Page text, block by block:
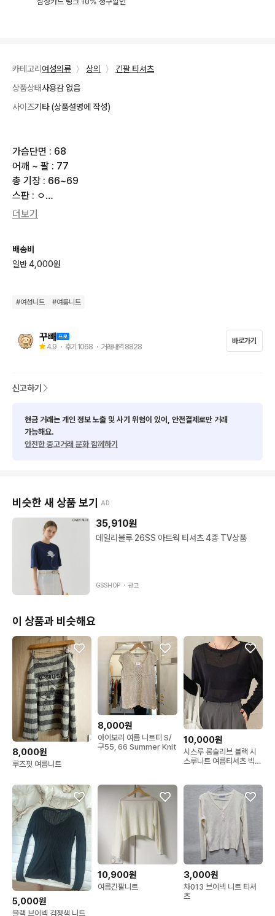
카테고리 여성의류 〉 상의 〉
긴팔 티셔츠
상품상태사용감 없음
사이즈기타 (상품설명에 작성)
가슴단면 : 68
어깨 ~ 팔 : 77
총 기장 : 66~69
스판 : ㅇ
★반값택배 X 우체국택배 X(CJ대한통운 일반택배만 이용)
★4만원 이상 구매시 무료배송
★결제 순, 예약 없음
★직거래 X 착샷 X 할인 X 교환 X 환불 X
자가 있을 수 있음 예민하신분들은 피해주세요
더보기
배송비
일반 4,000원
#여성니트 #여름니트
꾸빼
4.9 ・ 후기 1068 ・ 거래내역 8828
바로가기
신고하기
현금 거래는 개인 정보 노출 및 사기 위험이 있어, 안전결제로만 거래
가능해요.
안전한 중고거래 문화 함께하기
비슷한 새 상품 보기 AD
35,910원
데일리블루 26SS 아트웍 티셔츠 4종 TV상품
GSSHOP ・ 광고
이 상품과 비슷해요
8,000원
루즈핏 여름니트
8,000원
아이보리 여름 니트티 S/
구55, 66 Summer Knit
10,000원
시스루 롱슬리브 블랙 시
스루니트 여름티셔츠 빅사
5,000원
블랙 브이넥 검정색 니트
10,900원
여름긴팔니트
3,000원
차013 브이넥 니트 티셔
츠